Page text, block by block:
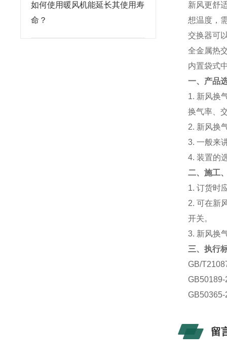
如何使用暖风机能延长其使用寿
命？
新风更舒
想温度，
交换器可
全金属热
内置袋式
一、产品
1. 新风换
换气率、
2. 新风换
3. 一般来
4. 装置的
二、施工
1. 订货时
2. 可在新
开关。
3. 新风换
三、执行
GB/
留